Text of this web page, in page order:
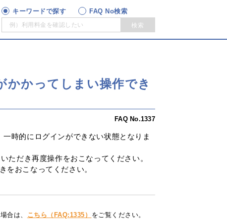
キーワードで探す FAQ No検索
検索
かかってしまい操作でき
FAQ No.1337
時的にログインができない状態となりま
ただき再度操作をおこなってください。
をおこなってください。
合は、 こちら（FAQ:1335） をご覧ください。